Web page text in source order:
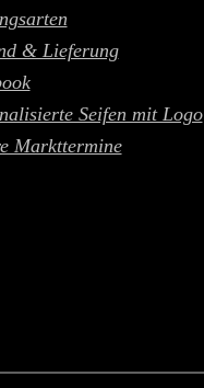
& Lieferung
Seifen mit Logo
Markttermine